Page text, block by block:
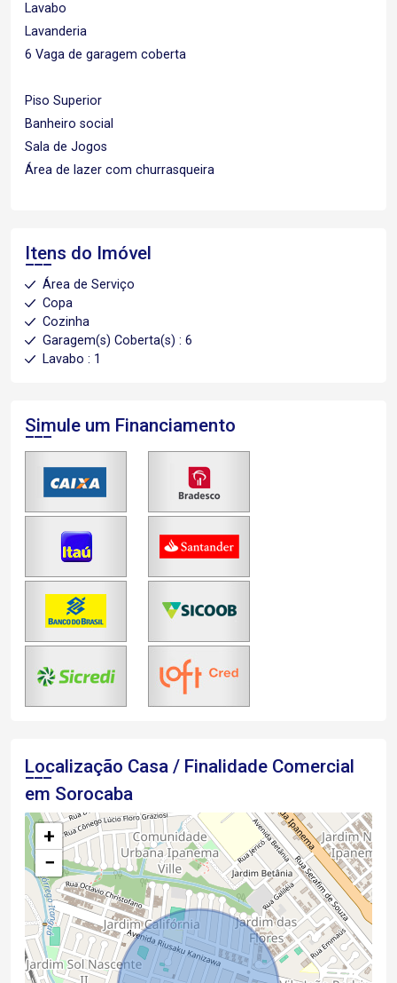
Lavabo
Lavanderia
6 Vaga de garagem coberta
Piso Superior
Banheiro social
Sala de Jogos
Área de lazer com churrasqueira
Itens do Imóvel
Área de Serviço
Copa
Cozinha
Garagem(s) Coberta(s) : 6
Lavabo : 1
Simule um Financiamento
Localização Casa / Finalidade Comercial
em Sorocaba
+
−